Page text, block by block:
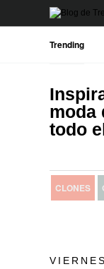
Trending
moda
todo
CLONES